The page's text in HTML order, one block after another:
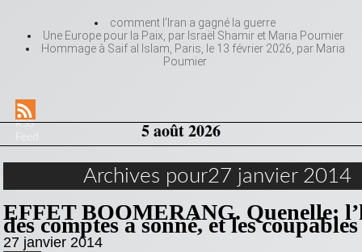
comment l’Iran a gagné la guerre
Une Europe pour la Paix, par Israël Shamir et Maria Poumier
Hommage à Saif al Islam, Paris, le 13 février 2026, par Maria
Poumier
RSS
Feed
5 août 2026
Archives pour27 janvier 2014
EFFET BOOMERANG. Quenelle:
des comptes a sonné, et les
27 janvier 2014